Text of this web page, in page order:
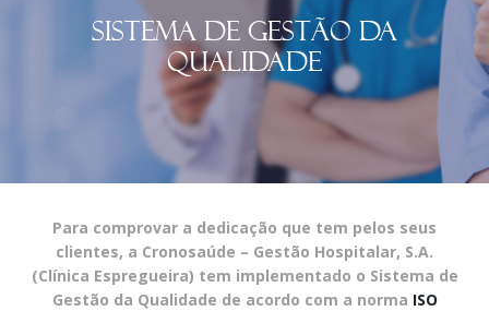
SISTEMA DE GESTÃO DA
QUALIDADE
Para comprovar a dedicação que tem pelos seus
clientes, a Cronosaúde – Gestão Hospitalar, S.A.
(Clínica Espregueira) tem implementado o Sistema de
Gestão da Qualidade de acordo com a norma ISO